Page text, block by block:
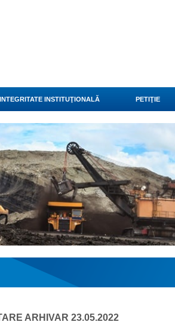
INTEGRITATE INSTITUŢIONALĂ PETIŢIE
ARHIVAR 23.05.2022